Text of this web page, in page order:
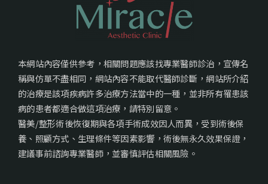
本網站內容僅供參考，相關問題應該找專業醫師診治，宣傳名
稱與仿單不盡相同，網站內容不能取代醫師診斷，網站所介紹
的治療是該項疾病許多治療方法當中的一種，並非所有罹患該
病的患者都適合做這項治療，請特別留意。
醫美/整形術後恢復期與各項手術成效因人而異，受到術後保
養、照顧方式、生理條件等因素影響，術後無永久效果保證，
建議事前諮詢專業醫師，並審慎評估相關風險。